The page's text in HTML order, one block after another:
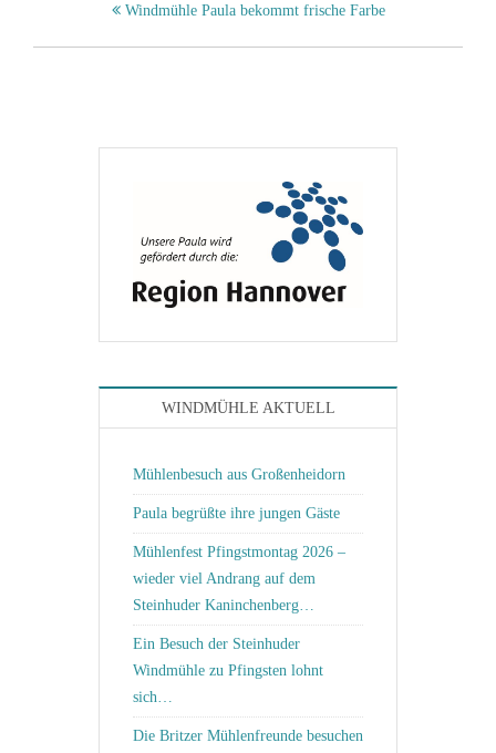
Windmühle Paula bekommt frische Farbe
WINDMÜHLE AKTUELL
Mühlenbesuch aus Großenheidorn
Paula begrüßte ihre jungen Gäste
Mühlenfest Pfingstmontag 2026 –
wieder viel Andrang auf dem
Steinhuder Kaninchenberg…
Ein Besuch der Steinhuder
Windmühle zu Pfingsten lohnt
sich…
Die Britzer Mühlenfreunde besuchen